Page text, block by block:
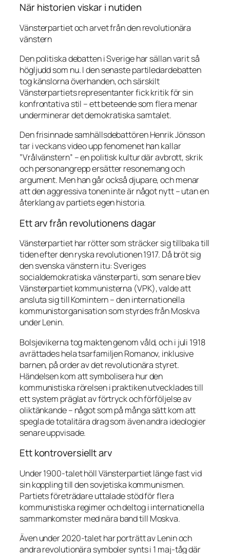
När historien viskar i nutiden
Vänsterpartiet och arvet från den revolutionära
vänstern
Den politiska debatten i Sverige har sällan varit så
högljudd som nu. I den senaste partiledardebatten
tog känslorna överhanden, och särskilt
Vänsterpartiets representanter fick kritik för sin
konfrontativa stil – ett beteende som flera menar
underminerar det demokratiska samtalet.
Den frisinnade samhällsdebattören Henrik Jönsson
tar i veckans video upp fenomenet han kallar
”Vrålvänstern” – en politisk kultur där avbrott, skrik
och personangrepp ersätter resonemang och
argument. Men han går också djupare, och menar
att den aggressiva tonen inte är något nytt – utan en
återklang av partiets egen historia.
Ett arv från revolutionens dagar
Vänsterpartiet har rötter som sträcker sig tillbaka till
tiden efter den ryska revolutionen 1917. Då bröt sig
den svenska vänstern itu: Sveriges
socialdemokratiska vänsterparti, som senare blev
Vänsterpartiet kommunisterna (VPK), valde att
ansluta sig till Komintern – den internationella
kommunistorganisation som styrdes från Moskva
under Lenin.
Bolsjevikerna tog makten genom våld, och i juli 1918
avrättades hela tsarfamiljen Romanov, inklusive
barnen, på order av det revolutionära styret.
Händelsen kom att symbolisera hur den
kommunistiska rörelsen i praktiken utvecklades till
ett system präglat av förtryck och förföljelse av
oliktänkande – något som på många sätt kom att
spegla de totalitära drag som även andra ideologier
senare uppvisade.
Ett kontroversiellt arv
Under 1900-talet höll Vänsterpartiet länge fast vid
sin koppling till den sovjetiska kommunismen.
Partiets företrädare uttalade stöd för flera
kommunistiska regimer och deltog i internationella
sammankomster med nära band till Moskva.
Även under 2020-talet har porträtt av Lenin och
andra revolutionära symboler synts i 1 maj-tåg där